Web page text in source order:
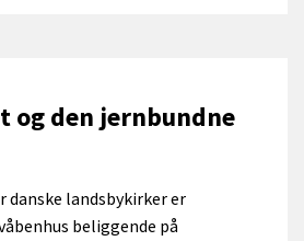
og den jernbundne
danske landsbykirker er
beliggende på